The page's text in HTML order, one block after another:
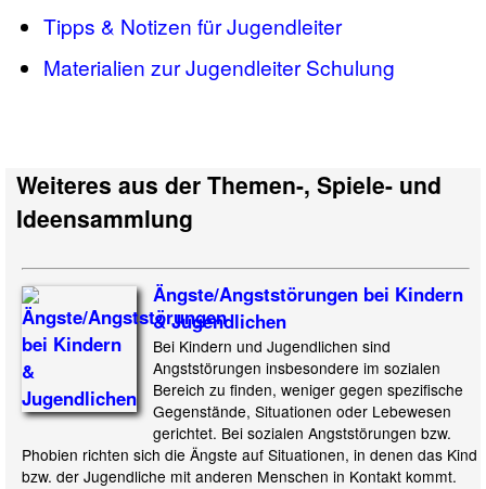
Tipps & Notizen für Jugendleiter
Materialien zur Jugendleiter Schulung
Weiteres aus der Themen-, Spiele- und
Ideensammlung
Ängste/Angststörungen bei Kindern
& Jugendlichen
Bei Kindern und Jugendlichen sind
Angststörungen insbesondere im sozialen
Bereich zu finden, weniger gegen spezifische
Gegenstände, Situationen oder Lebewesen
gerichtet. Bei sozialen Angststörungen bzw.
Phobien richten sich die Ängste auf Situationen, in denen das Kind
bzw. der Jugendliche mit anderen Menschen in Kontakt kommt.